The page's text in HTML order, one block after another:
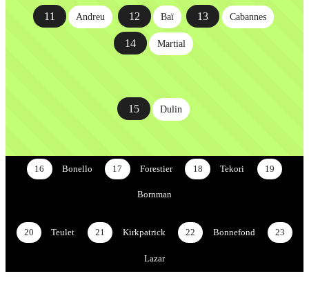
11 Andreu 12 Baï 13 Cabannes
14 Martial
15 Dulin
16 Bonello 17 Forestier 18 Tekori 19
Bornman
20 Teulet 21 Kirkpatrick 22 Bonnefond 23
Lazar